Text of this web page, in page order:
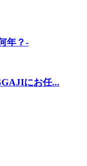
年？-
にお任...